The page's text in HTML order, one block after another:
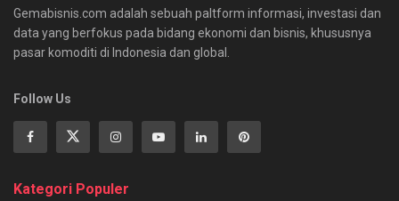
Gemabisnis.com adalah sebuah paltform informasi, investasi dan
data yang berfokus pada bidang ekonomi dan bisnis, khususnya
pasar komoditi di Indonesia dan global.
Follow Us
Kategori Populer